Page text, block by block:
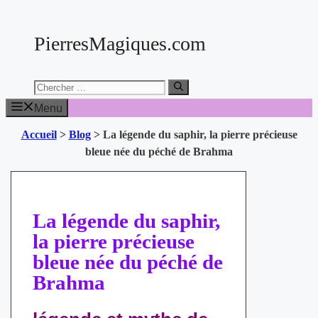
contenuPierresMagiques.com
Chercher:
Menu
Accueil> Blog> La légende du saphir, la pierre précieuse
bleue née du péché de Brahma
La légende du saphir,
la pierre précieuse
bleue née du péché de
Brahma